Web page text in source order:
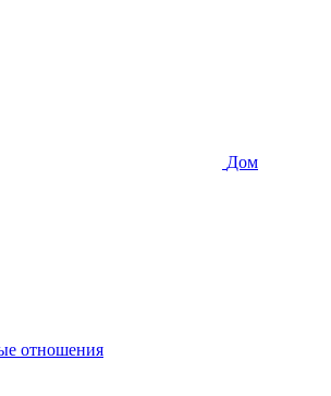
Дом
отношения